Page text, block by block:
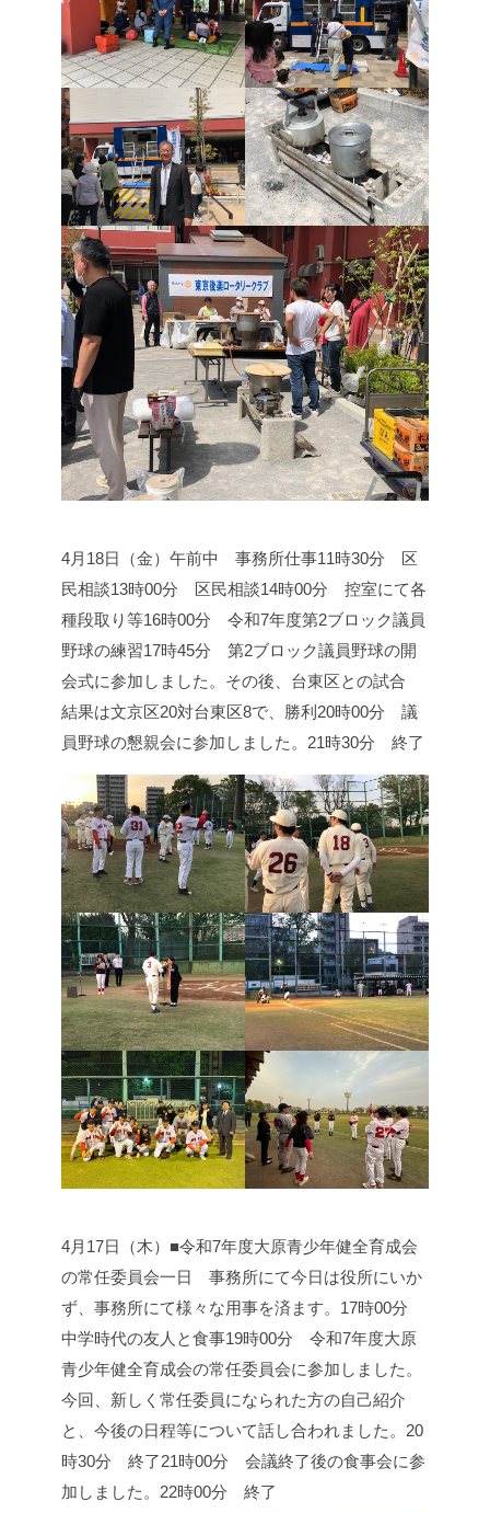
4月18日（金） 午前中 事務所仕事11時30分 区
民相談13時00分 区民相談14時00分 控室にて各
種段取り等16時00分 令和7年度第2ブロック議員
野球の練習17時45分 第2ブロック議員野球の開
会式に参加しました。 その後、台東区との試合
結果は文京区20対台東区8で、勝利 20時00分 議
員野球の懇親会に参加しました。 21時30分 終了
4月17日（木）■令和7年度大原青少年健全育成会
の常任委員会一日 事務所にて今日は役所にいか
ず、事務所にて様々な用事を済ます。 17時00分
中学時代の友人と食事19時00分 令和7年度大原
青少年健全育成会の常任委員会に参加しました。
今回、新しく常任委員になられた方の自己紹介
と、今後の日程等について話し合われました。 20
時30分 終了21時00分 会議終了後の食事会に参
加しました。 22時00分 終了